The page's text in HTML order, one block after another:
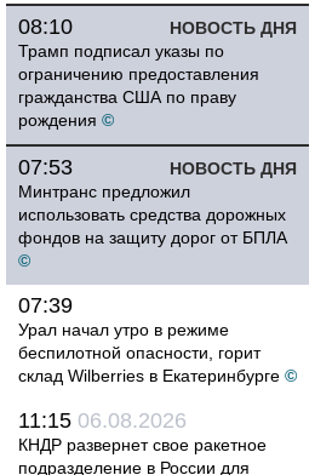
НОВОСТЬ ДНЯ
08:10
Трамп подписал указы по
ограничению предоставления
гражданства США по праву
рождения ©
НОВОСТЬ ДНЯ
07:53
Минтранс предложил
использовать средства дорожных
фондов на защиту дорог от БПЛА
©
07:39
Урал начал утро в режиме
беспилотной опасности, горит
склад Wilberries в Екатеринбурге ©
11:15 06.08.2026
КНДР развернет свое ракетное
подразделение в России для